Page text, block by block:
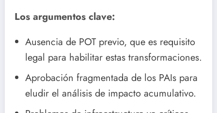
Los argumentos clave:
Ausencia de POT previo, que es requisito
legal para habilitar estas transformaciones.
Aprobación fragmentada de los PAIs para
eludir el análisis de impacto acumulativo.